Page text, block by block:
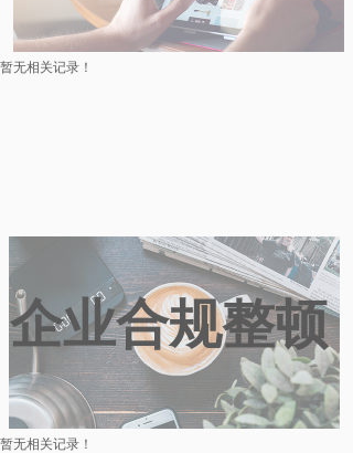
暂无相关记录！
暂无相关记录！
企业合规整顿